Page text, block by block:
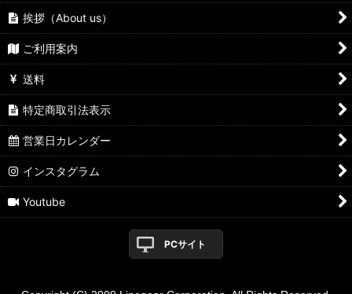
挨拶（About us）
ご利用案内
送料
特定商取引法表示
営業日カレンダー
インスタグラム
Youtube
PCサイト